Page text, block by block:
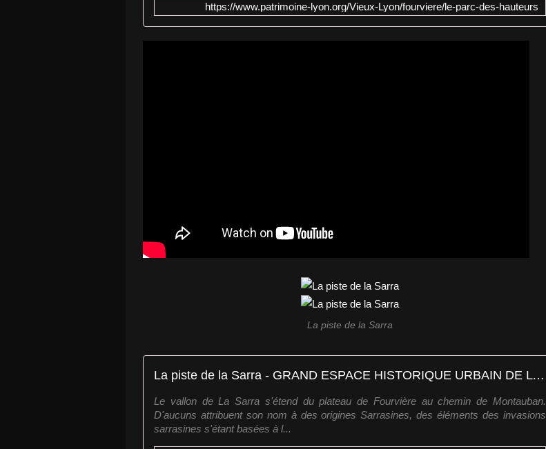
https://www.patrimoine-lyon.org/Vieux-Lyon/fourviere/le-parc-des-hauteurs
La piste de la Sarra
La piste de la Sarra - GRAND ESPACE HISTORIQUE URBAIN DE LYON
Le vallon de La Sarra s'étend du plateau de Fourvière au chemin de Montauban.
D'aucuns attribuent son nom à des origines Sarrasines, des éléments des invasions
sarrasines s'étant basées à l...